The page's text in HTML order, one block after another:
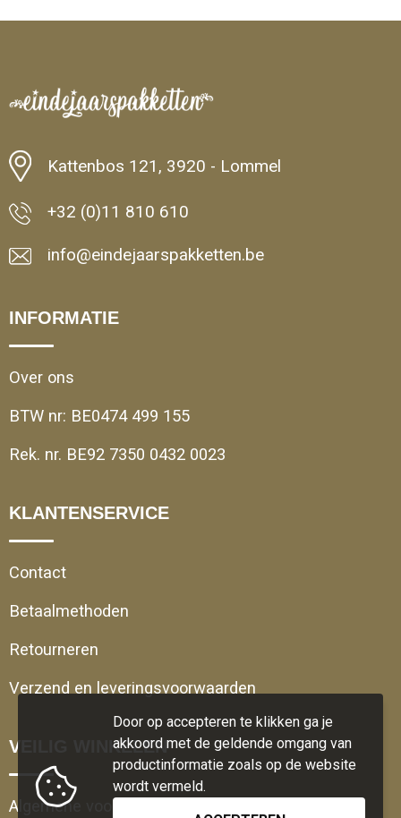
Minimale afname: 1
Kattenbos 121, 3920 - Lommel
+32 (0)11 810 610
info@eindejaarspakketten.be
INFORMATIE
Over ons
BTW nr: BE0474 499 155
Rek. nr. BE92 7350 0432 0023
KLANTENSERVICE
Contact
Betaalmethoden
Retourneren
Verzend en leveringsvoorwaarden
VEILIG WINKELEN
Algemene voorwaarden
Door op accepteren te klikken ga je
akkoord met de geldende omgang van
productinformatie zoals op de website
wordt vermeld.